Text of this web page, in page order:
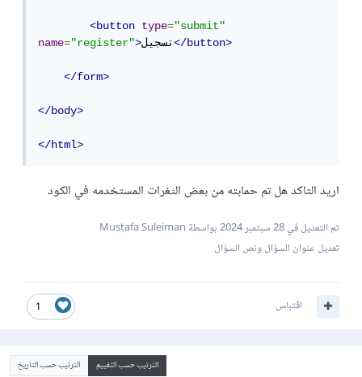
<button type="submit"
name="register">تسجيل</button>
</form>
</body>
</html>
اريد التاكد هل تم حمابته من بعض الثغرات المستخدمه في الكود
تم التعديل في28 سبتمبر 2024
بواسطة Mustafa Suleiman
تعديل عنوان السؤال ونص السؤال
1 اقتباس
الترتيب حسب التقييم الترتيب حسب التاريخ